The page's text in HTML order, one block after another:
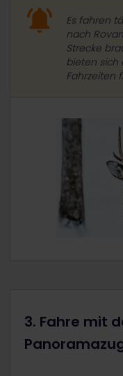
Es fahren
nach
Strecke
bieten sich
Fahrzeiten
3. Fahre mit